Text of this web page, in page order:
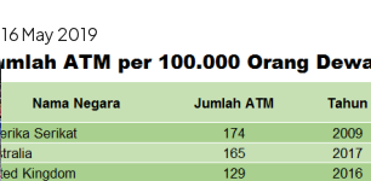
16 May 2019